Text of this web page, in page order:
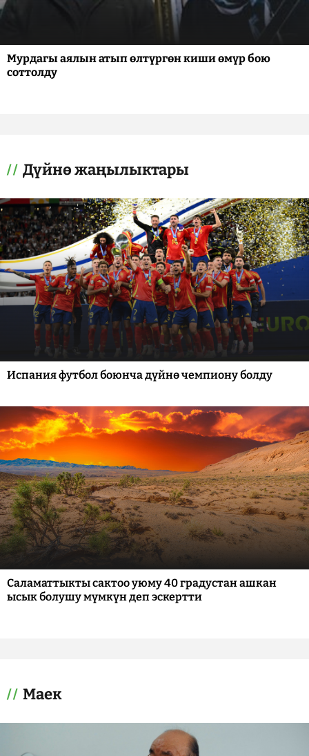
Мурдагы аялын атып өлтүргөн киши өмүр бою
соттолду
Дүйнө жаңылыктары
Испания футбол боюнча дүйнө чемпиону болду
Саламаттыкты сактоо уюму 40 градустан ашкан
ысык болушу мүмкүн деп эскертти
Маек